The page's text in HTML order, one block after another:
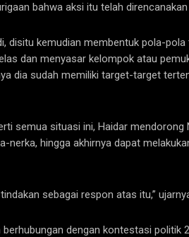
bahwa aksi itu telah
disitu kemudian membentuk pola-
dan menyasar kelompok atau
dia sudah memiliki target-target
semua situasi ini, Haidar
hingga akhirnya dapat
sebagai respon atas itu,”
dengan kontestasi